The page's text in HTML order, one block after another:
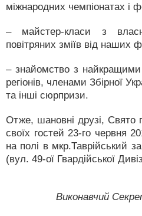
міжнародних чемпіонатах і
– майстер-класи з
повітряних зміїв від наших
– знайомство з
регіонів, членами Збірної
та інші сюрпризи.
Отже, шановні друзі, Свято
своїх гостей 23-го червня
на полі в мкр.Таврійський
(вул. 49-ої Гвардійської
Виконавчий